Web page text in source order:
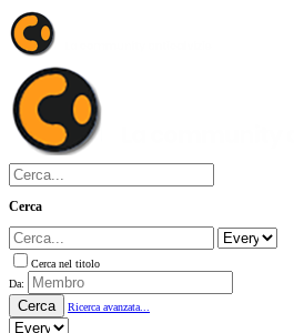
Cerca
Cerca nel titolo
Da:
Cerca Ricerca avanzata...